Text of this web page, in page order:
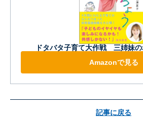
ドタバタ子育て大作戦 三姉妹の
Amazonで見る
記事に戻る